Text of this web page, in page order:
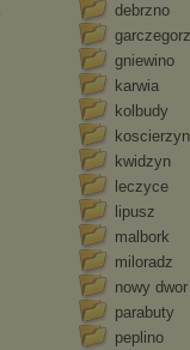
debrzno
gniewino
karwia
kolbudy
kwidzyn
leczyce
lipusz
malbork
miloradz
nowy
parabuty
peplino